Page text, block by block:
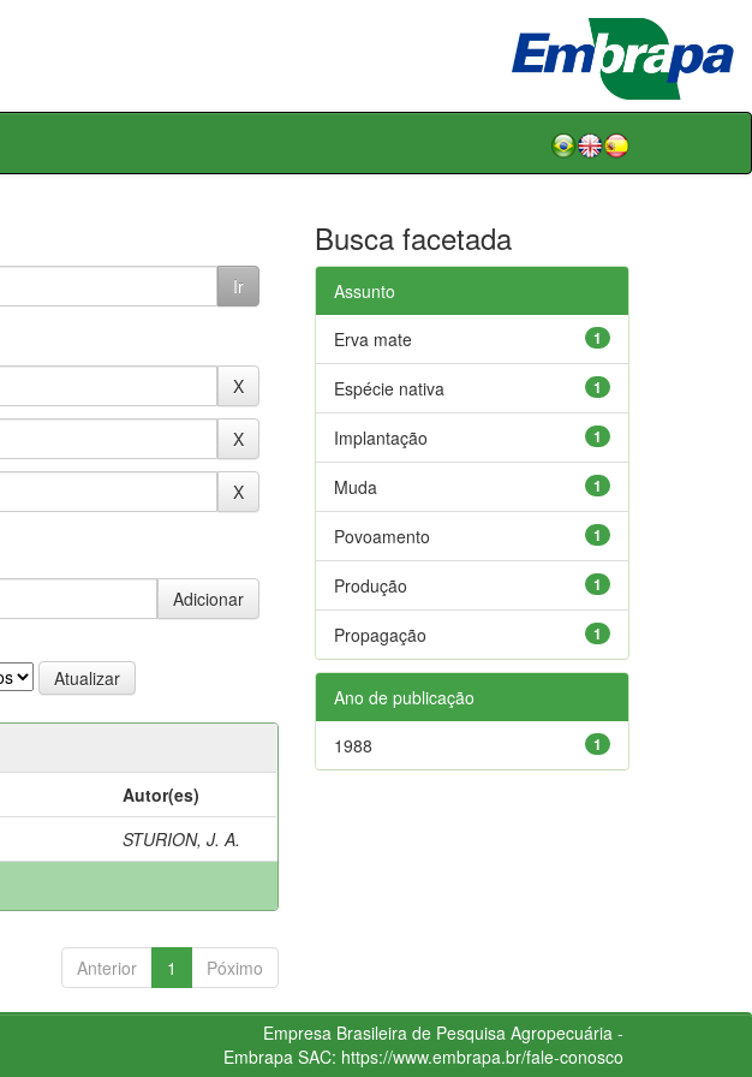
Autor(es)
STURION, J. A.
Anterior 1 Póximo
Busca facetada
Assunto
1
Erva mate
1
Espécie nativa
1
Implantação
1
Muda
1
Povoamento
1
Produção
1
Propagação
Ano de publicação
1
1988
Empresa Brasileira de Pesquisa Agropecuária -
Embrapa SAC: https://www.embrapa.br/fale-conosco